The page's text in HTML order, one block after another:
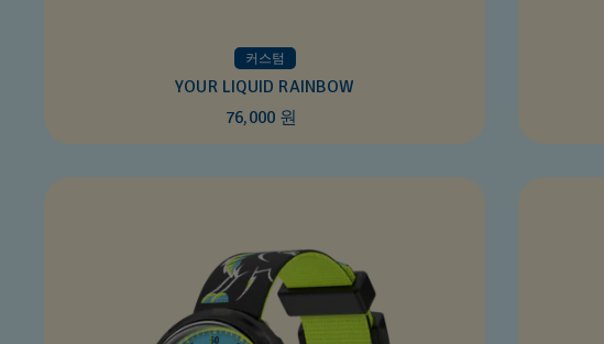
커스텀
YOUR LIQUID RAINBOW
76,000 원